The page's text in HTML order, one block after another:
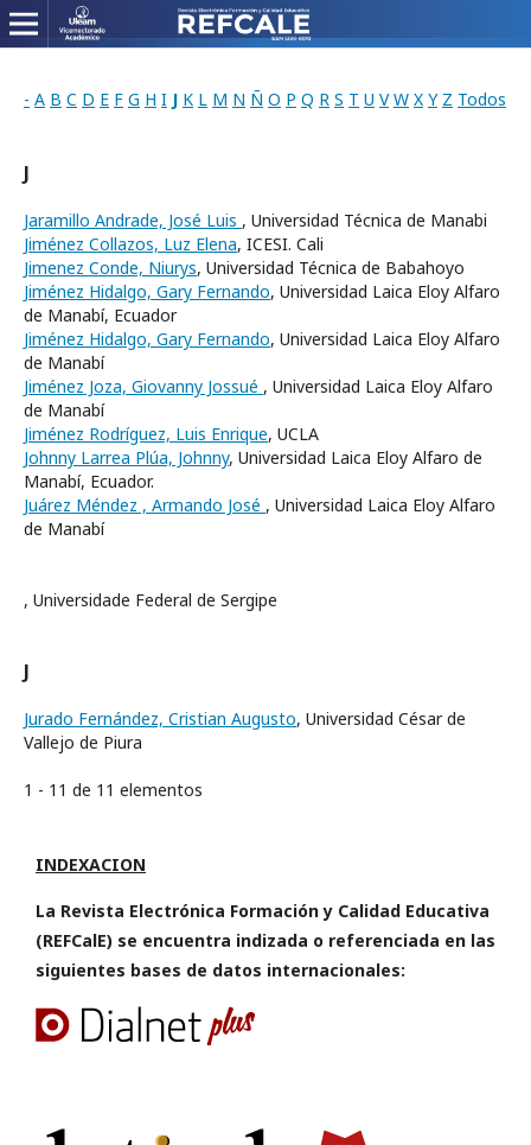
- A B C D E F G H I J K L M N Ñ O P Q R S T U V W X Y Z Todos
J
Jaramillo Andrade, José Luis , Universidad Técnica de Manabi
Jiménez Collazos, Luz Elena, ICESI. Cali
Jimenez Conde, Niurys, Universidad Técnica de Babahoyo
Jiménez Hidalgo, Gary Fernando, Universidad Laica Eloy Alfaro
de Manabí, Ecuador
Jiménez Hidalgo, Gary Fernando, Universidad Laica Eloy Alfaro
de Manabí
Jiménez Joza, Giovanny Jossué , Universidad Laica Eloy Alfaro
de Manabí
Jiménez Rodríguez, Luis Enrique, UCLA
Johnny Larrea Plúa, Johnny, Universidad Laica Eloy Alfaro de
Manabí, Ecuador.
Juárez Méndez , Armando José , Universidad Laica Eloy Alfaro
de Manabí
, Universidade Federal de Sergipe
J
Jurado Fernández, Cristian Augusto, Universidad César de
Vallejo de Piura
1 - 11 de 11 elementos
INDEXACION
La Revista Electrónica Formación y Calidad Educativa
(REFCalE) se encuentra indizada o referenciada en las
siguientes bases de datos internacionales: